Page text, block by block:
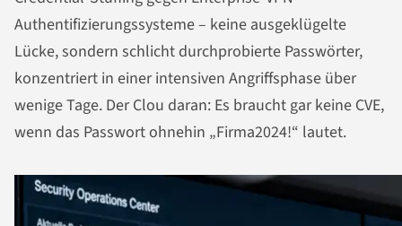
Authentifizierungssysteme – keine ausgeklügelte
Lücke, sondern schlicht durchprobierte Passwörter,
konzentriert in einer intensiven Angriffsphase über
wenige Tage. Der Clou daran: Es braucht gar keine CVE,
wenn das Passwort ohnehin „Firma2024!“ lautet.